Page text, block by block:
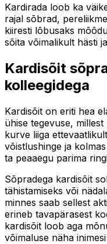
Kardirada loob ka
rajal sõbrad,
kiiresti lõbusaks
sõita võimalikult hästi
Kardisõit
kolleegidega
Kardisõit on eriti hea
ühise tegevuse,
kurve liiga
võistlushinge ja
ta peaaegu parima
Sõpradega kardisõit
tähistamiseks või
minnes saab sellest
erineb tavapärasest
kardisõit loob aga
võimaluse näha